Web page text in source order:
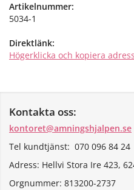
Artikelnummer:
5034-1
Direktlänk:
Högerklicka och kopiera
Kontakta oss:
kontoret@amningshjalpen.se
Tel kundtjänst: 070
Adress: Hellvi Stora Ire 423,
Orgnummer: 813200-2737